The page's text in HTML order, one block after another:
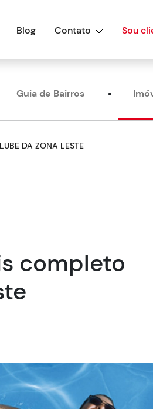
Blog Contato Sou
Guia de Bairros
DA ZONA LESTE
completo